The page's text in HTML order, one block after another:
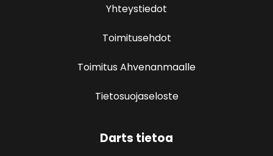
Yhteystiedot
Toimitusehdot
Toimitus Ahvenanmaalle
Tietosuojaseloste
Darts tietoa